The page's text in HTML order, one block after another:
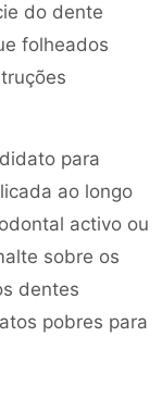
do dente
folheados
para
ao longo
activo ou
sobre os
dentes
pobres para